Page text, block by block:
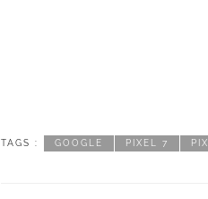
TAGS : GOOGLE PIXEL 7